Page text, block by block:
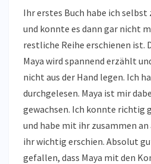
Ihr erstes Buch habe ich
und konnte es dann gar nicht
restliche Reihe erschienen ist.
Maya wird spannend erzählt
nicht aus der Hand legen. Ich
durchgelesen. Maya ist mir
gewachsen. Ich konnte
und habe mit ihr zusammen
ihr wichtig erschien. Absolut
gefallen, dass Maya mit den